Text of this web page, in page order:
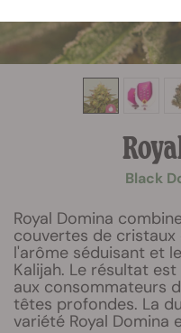
Black
Royal Domina
couvertes de cristaux
l'arôme séduisant et
Kalijah. Le résultat
aux consommateurs
têtes profondes. La
variété Royal Domina